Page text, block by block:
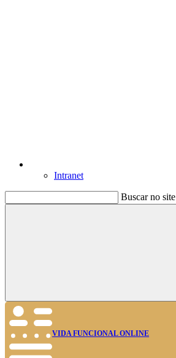
Intranet
Buscar no site
Buscar
VIDA FUNCIONAL ONLINE